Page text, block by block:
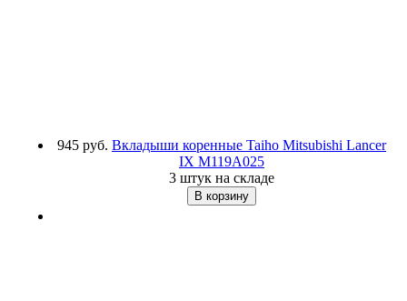
945 руб. Вкладыши коренные Taiho Mitsubishi Lancer
IX M119A025
3 штук на складе